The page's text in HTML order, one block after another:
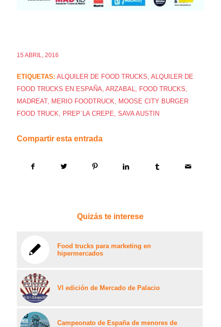
15 ABRIL, 2016
ETIQUETAS: ALQUILER DE FOOD TRUCKS, ALQUILER DE
FOOD TRUCKS EN ESPAÑA, ARZABAL, FOOD TRUCKS,
MADREAT, MERIO FOODTRUCK, MOOSE CITY BURGER
FOOD TRUCK, PREP´LA CREPE, SAVA AUSTIN
Compartir esta entrada
Quizás te interese
Food trucks para marketing en
hipermercados
VI edición de Mercado de Palacio
Campeonato de España de menores de